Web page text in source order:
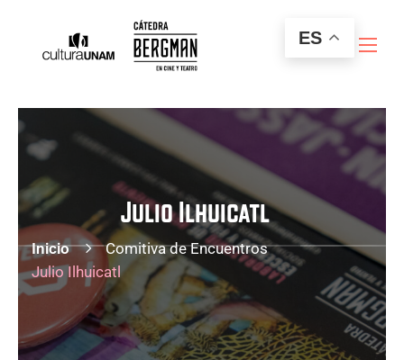
Julio Ilhuicatl
Inicio
Comitiva de Encuentros
Julio Ilhuicatl
ES